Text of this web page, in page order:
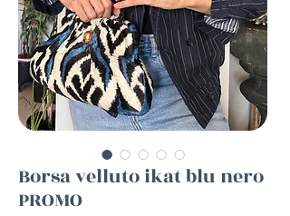
Borsa velluto ikat blu nero
PROMO